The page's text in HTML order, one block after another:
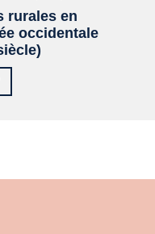
rurales en
occidentale